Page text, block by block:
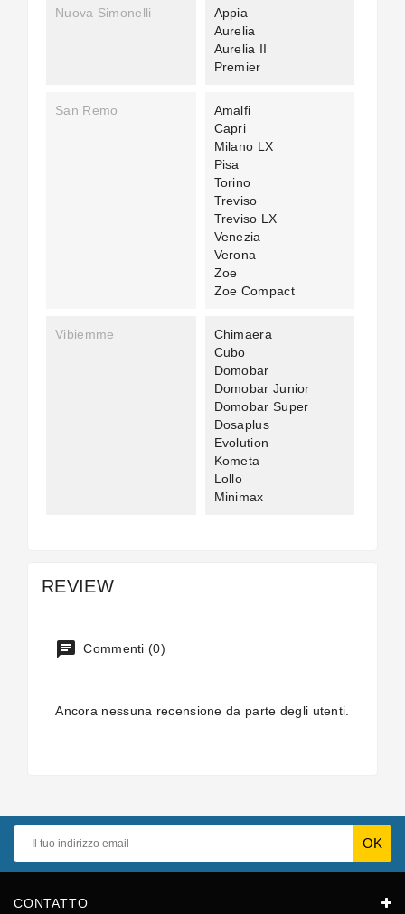
Nuova Simonelli
Appia
Aurelia
Aurelia II
Premier
San Remo
Amalfi
Capri
Milano LX
Pisa
Torino
Treviso
Treviso LX
Venezia
Verona
Zoe
Zoe Compact
Vibiemme
Chimaera
Cubo
Domobar
Domobar Junior
Domobar Super
Dosaplus
Evolution
Kometa
Lollo
Minimax
REVIEW
Commenti (0)
Ancora nessuna recensione da parte degli utenti.
CONTATTO